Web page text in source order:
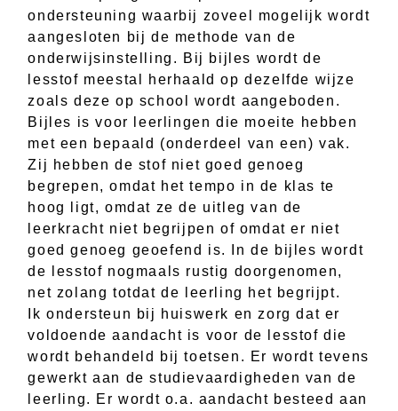
ondersteuning waarbij zoveel mogelijk wordt
aangesloten bij de methode van de
onderwijsinstelling. Bij bijles wordt de
lesstof meestal herhaald op dezelfde wijze
zoals deze op school wordt aangeboden.
Bijles is voor leerlingen die moeite hebben
met een bepaald (onderdeel van een) vak.
Zij hebben de stof niet goed genoeg
begrepen, omdat het tempo in de klas te
hoog ligt, omdat ze de uitleg van de
leerkracht niet begrijpen of omdat er niet
goed genoeg geoefend is. In de bijles wordt
de lesstof nogmaals rustig doorgenomen,
net zolang totdat de leerling het begrijpt.
Ik ondersteun bij huiswerk en zorg dat er
voldoende aandacht is voor de lesstof die
wordt behandeld bij toetsen. Er wordt tevens
gewerkt aan de studievaardigheden van de
leerling. Er wordt o.a. aandacht besteed aan